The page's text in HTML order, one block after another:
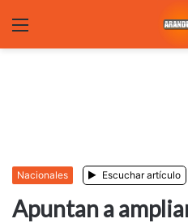
Nacionales Escuchar artículo
Apuntan a